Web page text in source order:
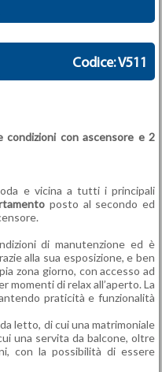
Codice: V511
con ascensore e 2
e vicina a tutti i principali
posto al secondo ed
di manutenzione ed è
alla sua esposizione, e ben
zona giorno, con accesso ad
momenti di relax all’aperto. La
praticità e funzionalità
letto, di cui una matrimoniale
una servita da balcone, oltre
con la possibilità di essere